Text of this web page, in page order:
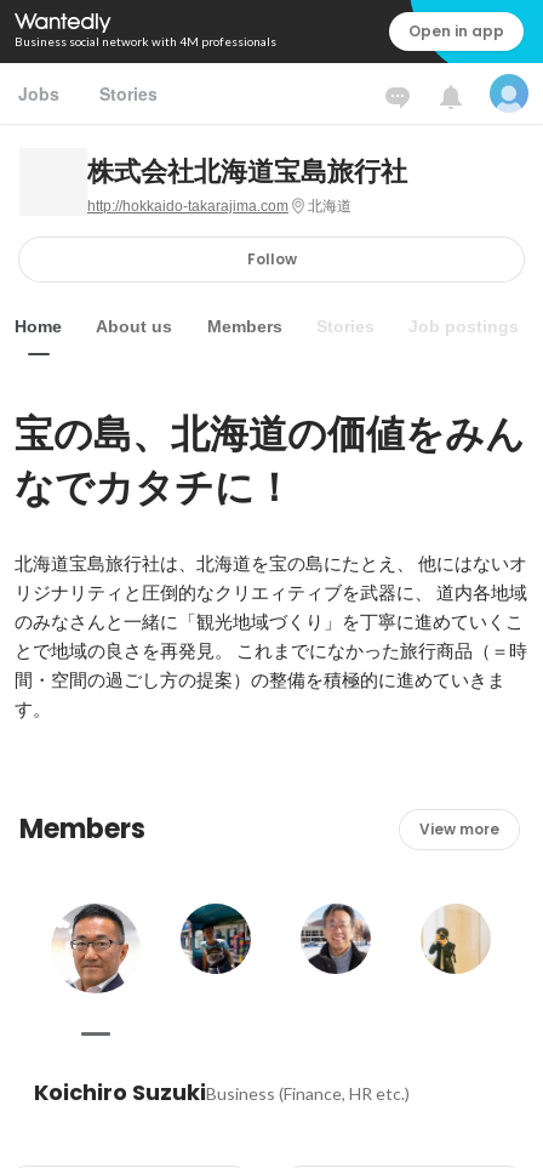
Business social network with 4M professionals Open in app
Jobs Stories
株式会社北海道宝島旅行社
http://hokkaido-takarajima.com 北海道
Follow
Home About us Members Stories Job postings
宝の島、北海道の価値をみん
なでカタチに！
北海道宝島旅行社は、北海道を宝の島にたとえ、 他にはないオ
リジナリティと圧倒的なクリエィティブを武器に、 道内各地域
のみなさんと一緒に「観光地域づくり」を丁寧に進めていくこ
とで地域の良さを再発見。 これまでになかった旅行商品（＝時
間・空間の過ごし方の提案）の整備を積極的に進めていきま
す。
Members View more
Koichiro SuzukiBusiness (Finance, HR etc.)